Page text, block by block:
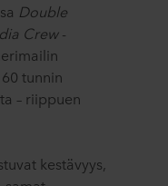
Double
Crew-
tunnin
– riippuen
kestävyys,